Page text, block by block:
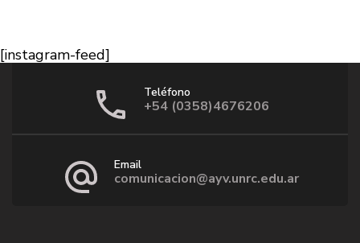
[instagram-feed]
Teléfono
+54 (0358)4676206
Email
comunicacion@ayv.unrc.edu.ar